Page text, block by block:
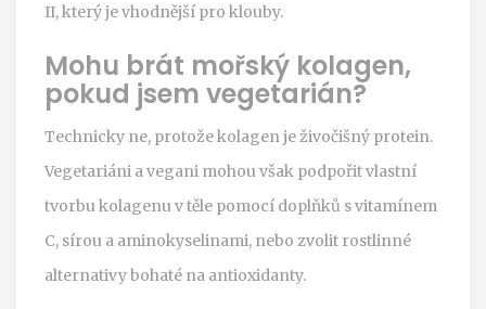
II, který je vhodnější pro klouby.
Mohu brát mořský kolagen,
pokud jsem vegetarián?
Technicky ne, protože kolagen je živočišný protein.
Vegetariáni a vegani mohou však podpořit vlastní
tvorbu kolagenu v těle pomocí doplňků s vitamínem
C, sírou a aminokyselinami, nebo zvolit rostlinné
alternativy bohaté na antioxidanty.